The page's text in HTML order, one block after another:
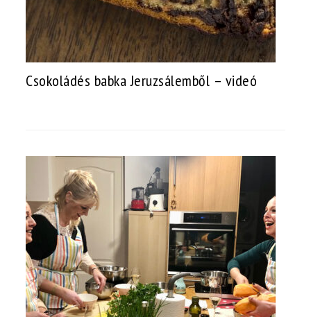
Csokoládés babka Jeruzsálemből – videó